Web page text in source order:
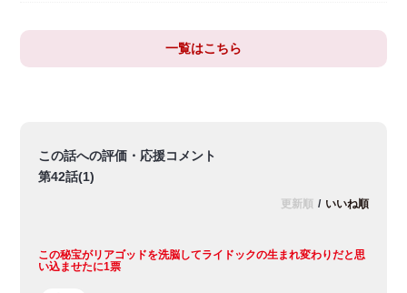
一覧はこちら
この話への評価・応援コメント
第42話(1)
更新順 / いいね順
この秘宝がリアゴッドを洗脳してライドックの生まれ変わりだと思
い込ませたに1票